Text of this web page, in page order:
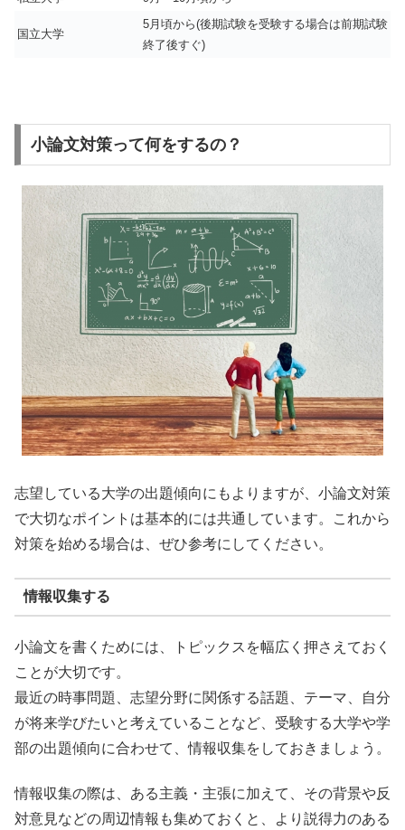
国立大学
5月頃から(後期試験を受験する場合は前期試験
終了後すぐ)
小論文対策って何をするの？
志望している大学の出題傾向にもよりますが、小論文対策
で大切なポイントは基本的には共通しています。これから
対策を始める場合は、ぜひ参考にしてください。
情報収集する
小論文を書くためには、トピックスを幅広く押さえておく
ことが大切です。
最近の時事問題、志望分野に関係する話題、テーマ、自分
が将来学びたいと考えていることなど、受験する大学や学
部の出題傾向に合わせて、情報収集をしておきましょう。
情報収集の際は、ある主義・主張に加えて、その背景や反
対意見などの周辺情報も集めておくと、より説得力のある